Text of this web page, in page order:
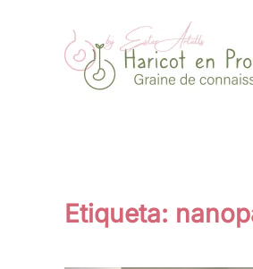
Ir al contenido principal
Etiqueta: